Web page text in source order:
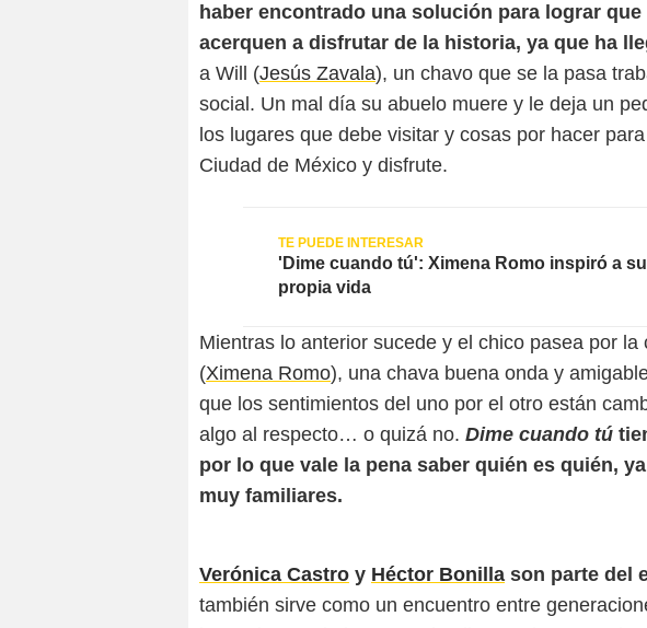
haber encontrado una solución para lograr
acerquen a disfrutar de la historia, ya que ha
a Will (Jesús Zavala), un chavo que se la pasa
social. Un mal día su abuelo muere y le deja un
los lugares que debe visitar y cosas por hacer
Ciudad de México y disfrute.
'Dime cuando tú': Ximena Romo inspiró a
propia vida
Mientras lo anterior sucede y el chico pasea por
(Ximena Romo), una chava buena onda y
que los sentimientos del uno por el otro están
algo al respecto… o quizá no. Dime cuando tú
por lo que vale la pena saber quién es quién,
muy familiares.
Verónica Castro y Héctor Bonilla son parte del
también sirve como un encuentro entre